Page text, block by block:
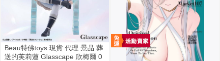
Beau特佛toys 現貨 代理 景品 葬
送的芙莉蓮 Glasscape 欣梅爾 0